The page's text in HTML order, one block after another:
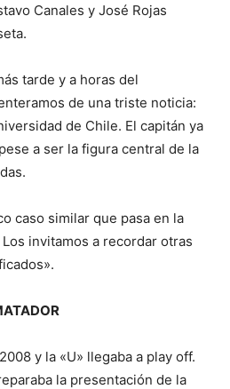
Canales y José Rojas
tarde y a horas del
de una triste noticia:
de Chile. El capitán ya
a ser la figura central de la
caso similar que pasa en la
invitamos a recordar otras
y la «U» llegaba a play off.
la presentación de la